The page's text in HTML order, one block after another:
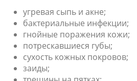
угревая сыпь и акне;
бактериальные инфекции;
гнойные поражения кожи;
потрескавшиеся губы;
сухость кожных покровов;
заиды;